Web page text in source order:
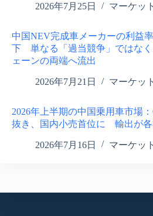
2026年7月25日 マーケット
中国NEV完成車メーカーの利益
下 単なる「過当競争」ではなく
ェーンの両端へ流出
2026年7月21日 マーケット
2026年上半期の中国乗用車市場
抜き、国内小売首位に 輸出が
2026年7月16日 マーケット